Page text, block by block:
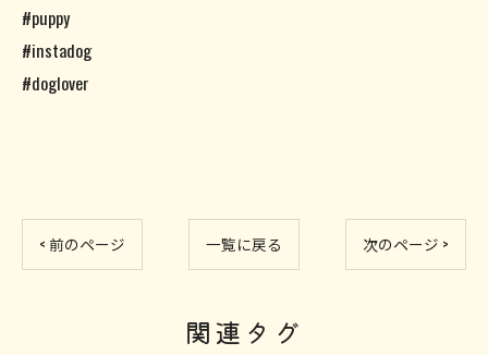
#puppy
#instadog
#doglover
< 前のページ 一覧に戻る 次のページ >
関連タグ